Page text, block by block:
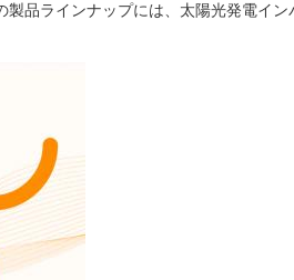
品ラインナップには、太陽光発電イ